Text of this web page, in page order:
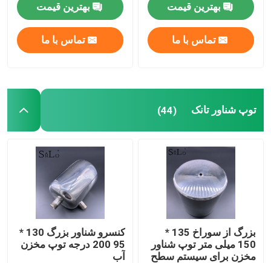
بهترین قیمت
تماس با ما
بهترین قیمت
تماس با ما
توپ شناور تانک (44)
بزرگ از سوراخ 135 *
150 میلی متر توپ شناور
مخزن برای سیستم سطح
کنسرو شناور بزرگ 130 *
95 200 درجه توپ مخزن
آب